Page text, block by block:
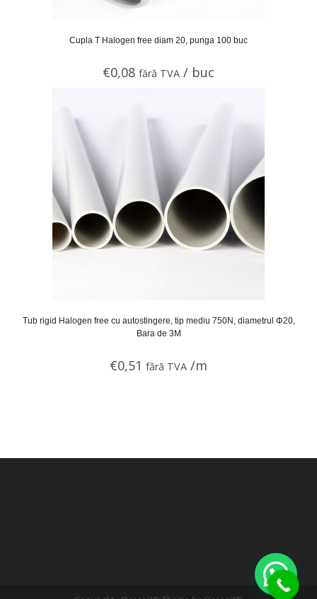
Cupla T Halogen free diam 20, punga 100 buc
€0,08 fără TVA / buc
Tub rigid Halogen free cu autostingere, tip mediu 750N, diametrul Φ20,
Bara de 3M
€0,51 fără TVA /m